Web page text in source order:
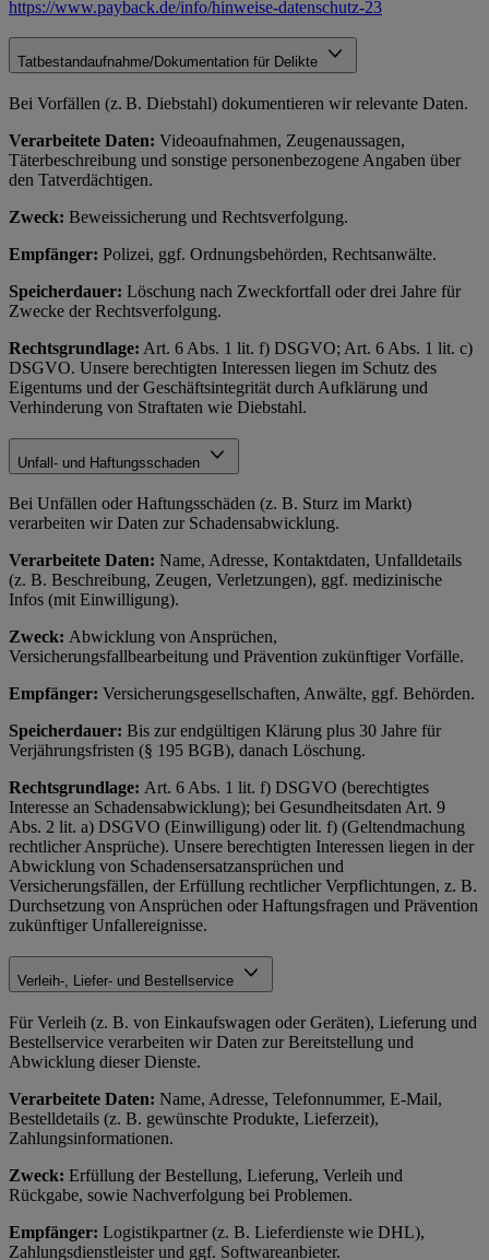
https://www.payback.de/info/hinweise-datenschutz-23
Tatbestandaufnahme/Dokumentation für Delikte
Bei Vorfällen (z. B. Diebstahl) dokumentieren wir relevante Daten.
Verarbeitete Daten: Videoaufnahmen, Zeugenaussagen,
Täterbeschreibung und sonstige personenbezogene Angaben über
den Tatverdächtigen.
Zweck: Beweissicherung und Rechtsverfolgung.
Empfänger: Polizei, ggf. Ordnungsbehörden, Rechtsanwälte.
Speicherdauer: Löschung nach Zweckfortfall oder drei Jahre für
Zwecke der Rechtsverfolgung.
Rechtsgrundlage: Art. 6 Abs. 1 lit. f) DSGVO; Art. 6 Abs. 1 lit. c)
DSGVO. Unsere berechtigten Interessen liegen im Schutz des
Eigentums und der Geschäftsintegrität durch Aufklärung und
Verhinderung von Straftaten wie Diebstahl.
Unfall- und Haftungsschaden
Bei Unfällen oder Haftungsschäden (z. B. Sturz im Markt)
verarbeiten wir Daten zur Schadensabwicklung.
Verarbeitete Daten: Name, Adresse, Kontaktdaten, Unfalldetails
(z. B. Beschreibung, Zeugen, Verletzungen), ggf. medizinische
Infos (mit Einwilligung).
Zweck: Abwicklung von Ansprüchen,
Versicherungsfallbearbeitung und Prävention zukünftiger Vorfälle.
Empfänger: Versicherungsgesellschaften, Anwälte, ggf. Behörden.
Speicherdauer: Bis zur endgültigen Klärung plus 30 Jahre für
Verjährungsfristen (§ 195 BGB), danach Löschung.
Rechtsgrundlage: Art. 6 Abs. 1 lit. f) DSGVO (berechtigtes
Interesse an Schadensabwicklung); bei Gesundheitsdaten Art. 9
Abs. 2 lit. a) DSGVO (Einwilligung) oder lit. f) (Geltendmachung
rechtlicher Ansprüche). Unsere berechtigten Interessen liegen in der
Abwicklung von Schadensersatzansprüchen und
Versicherungsfällen, der Erfüllung rechtlicher Verpflichtungen, z. B.
Durchsetzung von Ansprüchen oder Haftungsfragen und Prävention
zukünftiger Unfallereignisse.
Verleih-, Liefer- und Bestellservice
Für Verleih (z. B. von Einkaufswagen oder Geräten), Lieferung und
Bestellservice verarbeiten wir Daten zur Bereitstellung und
Abwicklung dieser Dienste.
Verarbeitete Daten: Name, Adresse, Telefonnummer, E-Mail,
Bestelldetails (z. B. gewünschte Produkte, Lieferzeit),
Zahlungsinformationen.
Zweck: Erfüllung der Bestellung, Lieferung, Verleih und
Rückgabe, sowie Nachverfolgung bei Problemen.
Empfänger: Logistikpartner (z. B. Lieferdienste wie DHL),
Zahlungsdienstleister und ggf. Softwareanbieter.